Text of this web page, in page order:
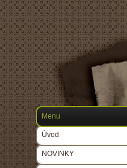
Menu
Úvod
NOVINKY